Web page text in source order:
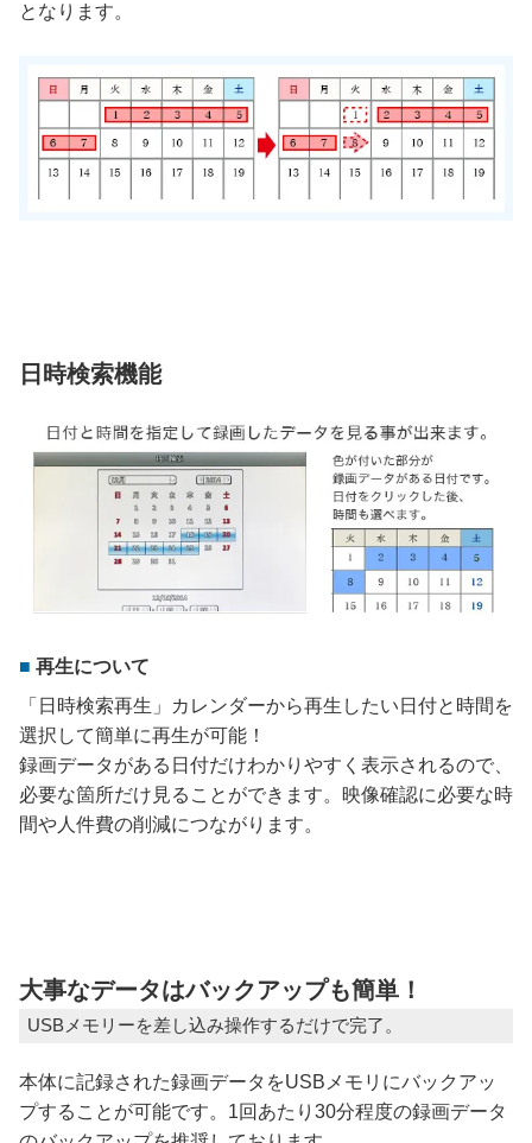
となります。
日時検索機能
再生について
「日時検索再生」カレンダーから再生したい日付と時間を
選択して簡単に再生が可能！
録画データがある日付だけわかりやすく表示されるので、
必要な箇所だけ見ることができます。映像確認に必要な時
間や人件費の削減につながります。
大事なデータはバックアップも簡単！
USBメモリーを差し込み操作するだけで完了。
本体に記録された録画データをUSBメモリにバックアッ
プすることが可能です。1回あたり30分程度の録画データ